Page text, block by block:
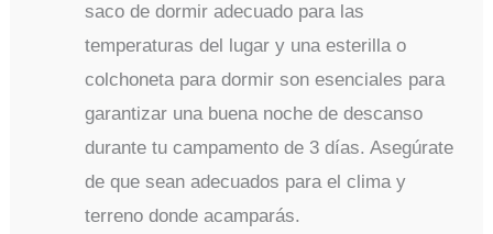
saco de dormir adecuado para las
temperaturas del lugar y una esterilla o
colchoneta para dormir son esenciales para
garantizar una buena noche de descanso
durante tu campamento de 3 días. Asegúrate
de que sean adecuados para el clima y
terreno donde acamparás.